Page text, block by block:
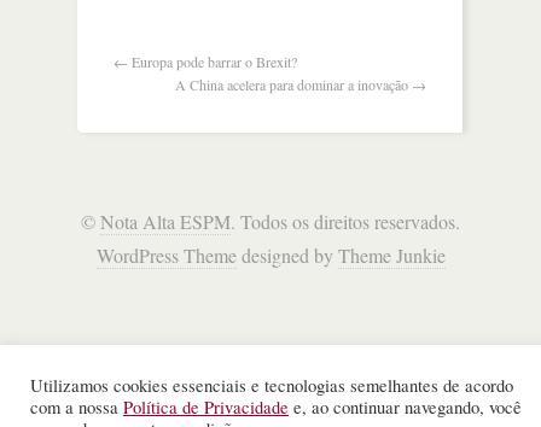
← Europa pode barrar o Brexit?
A China acelera para dominar a inovação →
©Nota Alta ESPM. Todos os direitos reservados.
WordPress Themedesigned by Theme Junkie
Utilizamos cookies essenciais e tecnologias semelhantes de acordo
com a nossa Política de Privacidade e, ao continuar navegando, você